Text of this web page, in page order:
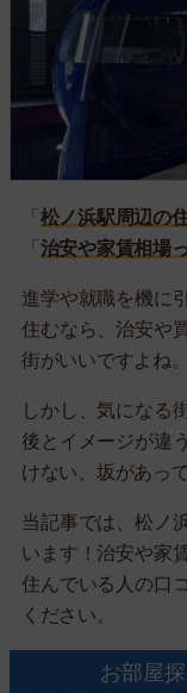
「 松ノ浜駅周辺の
「 治安や家賃相場
進学や就職を機に
住むなら、治安や
街がいいですよね。
しかし、気になる
後とイメージが違
けない、坂があっ
当記事では、松ノ
います！治安や家
住んでいる人の口
ください。
お部屋